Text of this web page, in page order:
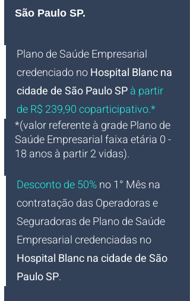
São Paulo SP.
Plano de Saúde Empresarial
credenciadonoHospital Blanc na
cidade de São Paulo SPà partir
de R$ 239,90 coparticipativo.*
*(valor referente à grade Plano de
Saúde Empresarial faixa etária 0 -
18 anos à partir 2 vidas).
Desconto de 50% no 1° Mês na
contratação das Operadoras e
Seguradoras de Plano de Saúde
Empresarial credenciadas no
Hospital Blanc na cidade de São
Paulo SP.